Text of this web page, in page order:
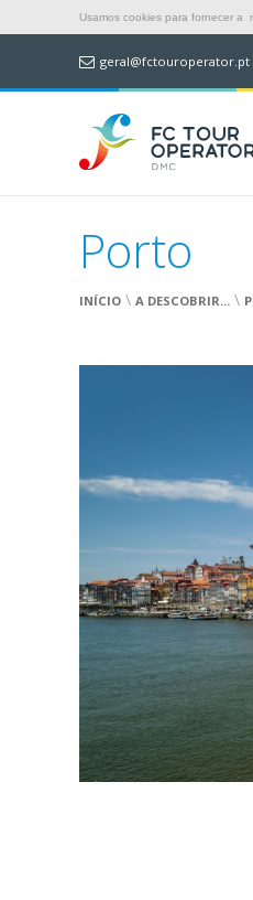
Usamos cookies para fornecer a
geral@fctouroperator.pt
Porto
INÍCIO \ A DESCOBRIR... \